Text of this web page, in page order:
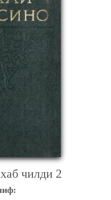
чилди 2